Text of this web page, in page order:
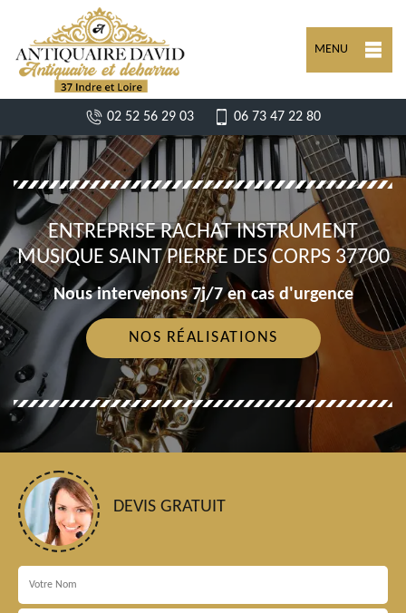
MENU
02 52 56 29 03 06 73 47 22 80
ENTREPRISE RACHAT INSTRUMENT
MUSIQUE SAINT PIERRE DES CORPS 37700
Nous intervenons 7j/7 en cas d'urgence
NOS RÉALISATIONS
DEVIS GRATUIT